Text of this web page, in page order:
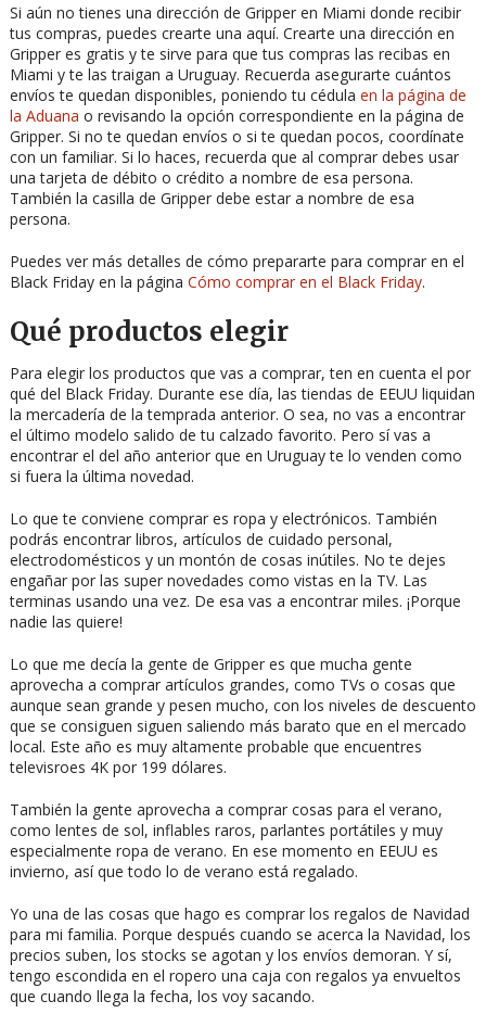
Si aún no tienes una dirección de Gripper en Miami donde recibir
tus compras, puedes crearte una aquí. Crearte una dirección en
Gripper es gratis y te sirve para que tus compras las recibas en
Miami y te las traigan a Uruguay. Recuerda asegurarte cuántos
envíos te quedan disponibles, poniendo tu cédula en la página de
la Aduana o revisando la opción correspondiente en la página de
Gripper. Si no te quedan envíos o si te quedan pocos, coordínate
con un familiar. Si lo haces, recuerda que al comprar debes usar
una tarjeta de débito o crédito a nombre de esa persona.
También la casilla de Gripper debe estar a nombre de esa
persona.
Puedes ver más detalles de cómo prepararte para comprar en el
Black Friday en la página Cómo comprar en el Black Friday.
Qué productos elegir
Para elegir los productos que vas a comprar, ten en cuenta el por
qué del Black Friday. Durante ese día, las tiendas de EEUU liquidan
la mercadería de la temprada anterior. O sea, no vas a encontrar
el último modelo salido de tu calzado favorito. Pero sí vas a
encontrar el del año anterior que en Uruguay te lo venden como
si fuera la última novedad.
Lo que te conviene comprar es ropa y electrónicos. También
podrás encontrar libros, artículos de cuidado personal,
electrodomésticos y un montón de cosas inútiles. No te dejes
engañar por las super novedades como vistas en la TV. Las
terminas usando una vez. De esa vas a encontrar miles. ¡Porque
nadie las quiere!
Lo que me decía la gente de Gripper es que mucha gente
aprovecha a comprar artículos grandes, como TVs o cosas que
aunque sean grande y pesen mucho, con los niveles de descuento
que se consiguen siguen saliendo más barato que en el mercado
local. Este año es muy altamente probable que encuentres
televisroes 4K por 199 dólares.
También la gente aprovecha a comprar cosas para el verano,
como lentes de sol, inflables raros, parlantes portátiles y muy
especialmente ropa de verano. En ese momento en EEUU es
invierno, así que todo lo de verano está regalado.
Yo una de las cosas que hago es comprar los regalos de Navidad
para mi familia. Porque después cuando se acerca la Navidad, los
precios suben, los stocks se agotan y los envíos demoran. Y sí,
tengo escondida en el ropero una caja con regalos ya envueltos
que cuando llega la fecha, los voy sacando.